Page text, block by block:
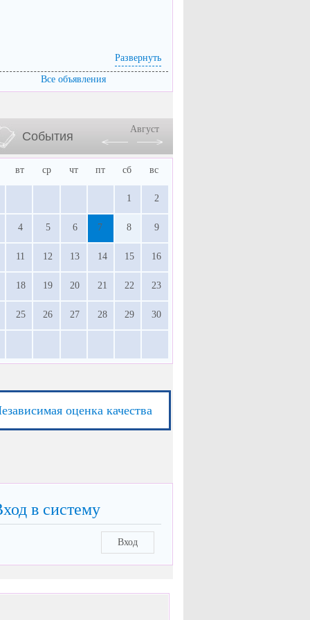
Развернуть
Все объявления
События
Август
вт ср чт пт сб вс
1 2
4 5 6 7 8 9
11 12 13 14 15 16
18 19 20 21 22 23
25 26 27 28 29 30
оценка качества
в систему
Вход